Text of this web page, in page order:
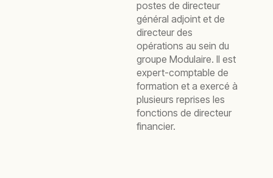
postes de directeur
général adjoint et de
directeur des
opérations au sein du
groupe Modulaire. Il est
expert-comptable de
formation et a exercé à
plusieurs reprises les
fonctions de directeur
financier.